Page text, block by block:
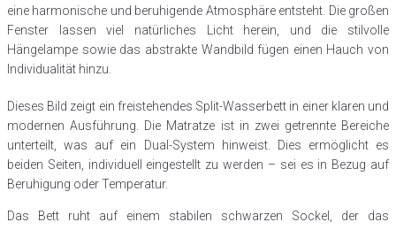
eine harmonische und beruhigende Atmosphäre entsteht. Die großen
Fenster lassen viel natürliches Licht herein, und die stilvolle
Hängelampe sowie das abstrakte Wandbild fügen einen Hauch von
Individualität hinzu.
Dieses Bild zeigt ein freistehendes Split-Wasserbett in einer klaren und
modernen Ausführung. Die Matratze ist in zwei getrennte Bereiche
unterteilt, was auf ein Dual-System hinweist. Dies ermöglicht es
beiden Seiten, individuell eingestellt zu werden – sei es in Bezug auf
Beruhigung oder Temperatur.
Das Bett ruht auf einem stabilen schwarzen Sockel, der das